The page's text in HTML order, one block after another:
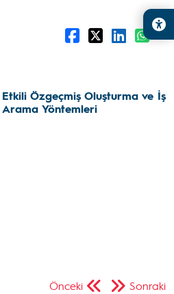
Etkili Özgeçmiş Oluşturma ve İş
Arama Yöntemleri
Önceki Sonraki